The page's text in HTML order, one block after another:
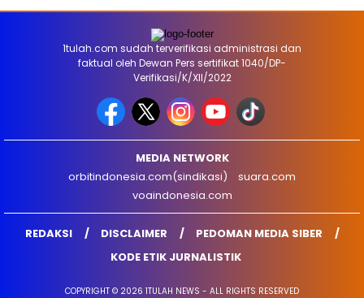
1tulah.com sudah terverifikasi administrasi dan
faktual oleh Dewan Pers sertifikat 1040/DP-
Verifikasi/K/XII/2022
MEDIA NETWORK
orbitindonesia.com(sindikasi)
suara.com
voaindonesia.com
REDAKSI DISCLAIMER
PEDOMAN MEDIA SIBER
KODE ETIK JURNALISTIK
COPYRIGHT © 2026 1TULAH NEWS - ALL RIGHTS RESERVED